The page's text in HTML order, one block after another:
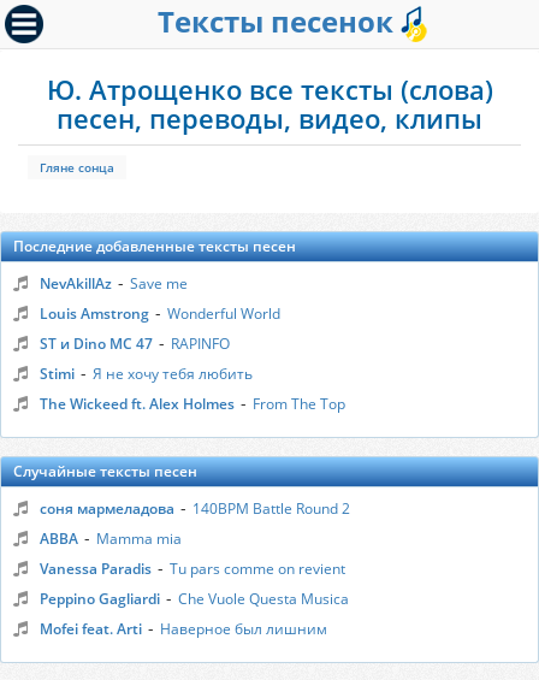
Тексты песенок
Ю. Атрощенко все тексты (слова)
песен, переводы, видео, клипы
Гляне сонца
Последние добавленные тексты песен
NevAkillAz - Save me
Louis Amstrong - Wonderful World
ST и Dino MC 47 - RAPINFO
Stimi - Я не хочу тебя любить
The Wickeed ft. Alex Holmes - From The Top
Случайные тексты песен
соня мармеладова - 140BPM Battle Round 2
АВВА - Mamma mia
Vanessa Paradis - Tu pars comme on revient
Peppino Gagliardi - Che Vuole Questa Musica
Mofei feat. Arti - Наверное был лишним